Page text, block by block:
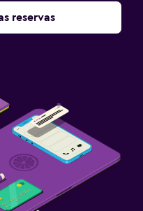
reservas